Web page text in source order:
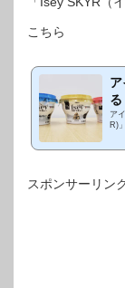
こちら
ア
R)
スポンサーリン